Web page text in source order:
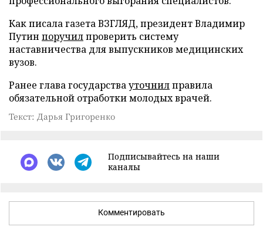
Как писала газета ВЗГЛЯД, президент Владимир
Путин поручилпроверить систему
наставничества для выпускников медицинских
вузов.
Ранее глава государствауточнилправила
обязательной отработки молодых врачей.
Текст: Дарья Григоренко
Подписывайтесь на наши
каналы
Комментировать